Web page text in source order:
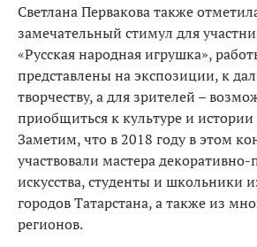
Светлана Первакова также
замечательный стимул для
«Русская народная игрушка»,
представлены на экспозиции, к
творчеству, а для зрителей –
приобщиться к культуре и истории
Заметим, что в 2018 году в этом
участвовали мастера
искусства, студенты и школьники
городов Татарстана, а также из
регионов.